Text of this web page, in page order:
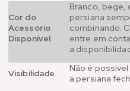
Cor do
Acessório
Disponível
Branco, bege,
persiana
combinando.
entre em
a
Visibilidade
Não é
a persiana